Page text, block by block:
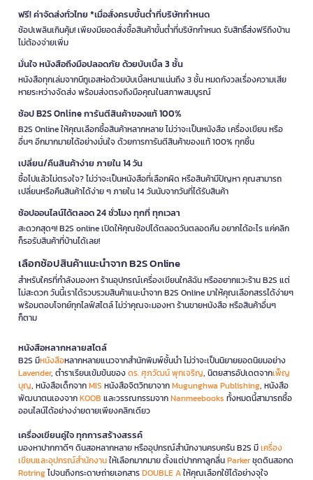
ฟรี! ค่าจัดส่งทั่วไทย *เมื่อสั่งครบขั้นต่ำที่บริษัทกำหนด
ช้อปเพลินเกินคุ้ม! เพียงมียอดสั่งซื้อสินค้าขั้นต่ำที่บริษัทกำหนด รับสิทธิ์ส่งฟรีถึงบ้าน
ไม่ต้องจ่ายเพิ่ม
มั่นใจ หนังสือถึงมือปลอดภัย ด้วยบับเบิ้ล 3 ชั้น
หนังสือทุกเล่มจากบีทูเอสห่อด้วยบับเบิ้ลหนาแน่นถึง 3 ชั้น หมดกังวลเรื่องความเสีย
หายระหว่างจัดส่ง พร้อมส่งตรงถึงมือคุณในสภาพสมบูรณ์
ช้อป B2S Online การันตีสินค้าของแท้ 100%
B2S Online ให้คุณเลือกซื้อสินค้าหลากหลาย ไม่ว่าจะเป็นหนังสือ เครื่องเขียน หรือ
อื่นๆ อีกมากมายได้อย่างมั่นใจ ด้วยการการันตีสินค้าของแท้ 100% ทุกชิ้น
เปลี่ยน/คืนสินค้าง่าย ภายใน 14 วัน
ซื้อไปแล้วไม่ตรงใจ? ไม่ว่าจะเป็นหนังสือที่เลือกผิด หรือสินค้ามีปัญหา คุณสามารถ
เปลี่ยนหรือคืนสินค้าได้ง่าย ๆ ภายใน 14 วันนับจากวันที่ได้รับสินค้า
ช้อปออนไลน์ได้ตลอด 24 ชั่วโมง ทุกที่ ทุกเวลา
สะดวกสุดๆ! B2S online เปิดให้คุณช้อปได้ตลอดวันตลอดคืน อยากได้อะไร แค่คลิก
ก็รอรับสินค้าที่บ้านได้เลย!
เลือกช้อปสินค้าแนะนำจาก B2S Online
สำหรับใครที่กำลังมองหา ร้านอุปกรณ์เครื่องเขียนใกล้ฉัน หรืออยากแวะร้าน B2S แต่
ไม่สะดวก วันนี้เราได้รวบรวมสินค้าแนะนำจาก B2S Online มาให้คุณเลือกสรรได้ง่ายๆ
พร้อมตอบโจทย์ทุกไลฟ์สไตล์ ไม่ว่าคุณจะมองหา ร้านขายหนังสือ หรือสินค้าอื่นๆ
ก็ตาม
หนังสือหลากหลายสไตล์
B2S มีหนังสือหลากหลายแนวจากสำนักพิมพ์ชั้นนำ ไม่ว่าจะเป็นนิยายยอดนิยมอย่าง
Lavender, ตำราเรียนเข้มข้นของดร. ศุภวัฒน์ พุกเจริญ, นิตยสารอัปเดตจากเพ็ญ
บุญ, หนังสือเด็กจากMIS หนังสือจิตวิทยาจากMugunghwa Publishing, หนังสือ
พัฒนาตนเองจากKOOB และวรรณกรรมจากNanmeebooks ทั้งหมดนี้สามารถซื้อ
ออนไลน์ได้อย่างง่ายดายเพียงคลิกเดียว
เครื่องเขียนคู่ใจ ทุกการสร้างสรรค์
มองหาปากกาดีๆ ดินสอหลากหลาย หรืออุปกรณ์สำนักงานครบครัน B2S มีเครื่อง
เขียนและอุปกรณ์สำนักงานให้เลือกมากมาย ตั้งแต่ปากกาลูกลื่นParkerชุดดินสอกด
Rotringไปจนถึงกระดาษถ่ายเอกสารDOUBLE Aให้คุณเลือกใช้ได้อย่างจุใจ